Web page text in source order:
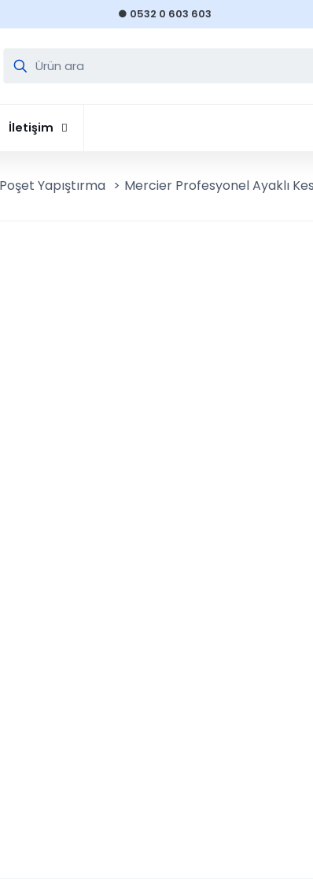
● 0532 0 603 603
İletişim
Yapıştırma > Mercier Profesyonel Ayaklı